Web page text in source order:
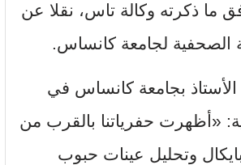
ما ذكرته وكالة تاس، نقلا عن
الصحفية لجامعة كانساس.
الأستاذ بجامعة كانساس في
«أظهرت حفرياتنا بالقرب من
وتحليل عينات حبوب